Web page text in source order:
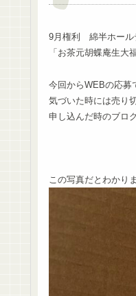
9月権利 綿半ホール
「お茶元胡蝶庵生大
今回からWEBの応募
気づいた時には売り
申し込んだ時のブロ
この写真だとわかり